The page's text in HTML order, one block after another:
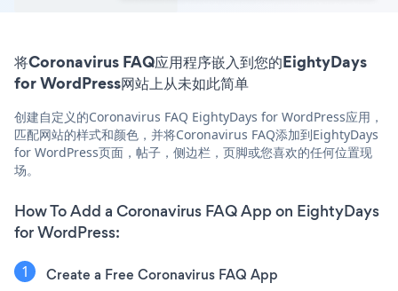
将Coronavirus FAQ应用程序嵌入到您的EightyDays
for WordPress网站上从未如此简单
创建自定义的Coronavirus FAQ EightyDays for WordPress应用，
匹配网站的样式和颜色，并将Coronavirus FAQ添加到EightyDays
for WordPress页面，帖子，侧边栏，页脚或您喜欢的任何位置现
场。
How To Add a Coronavirus FAQ App on EightyDays
for WordPress:
Create a Free Coronavirus FAQ App